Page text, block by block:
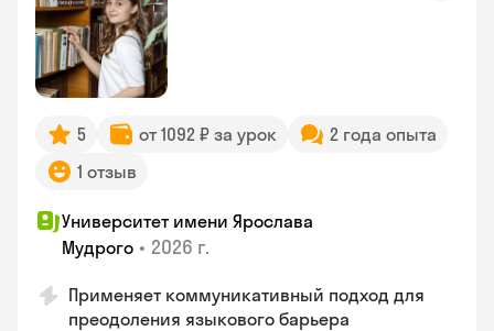
5 от 1092 ₽ за урок
2 года опыта
1 отзыв
Университет имени Ярослава
Мудрого • 2026 г.
Применяет коммуникативный подход для
преодоления языкового барьера